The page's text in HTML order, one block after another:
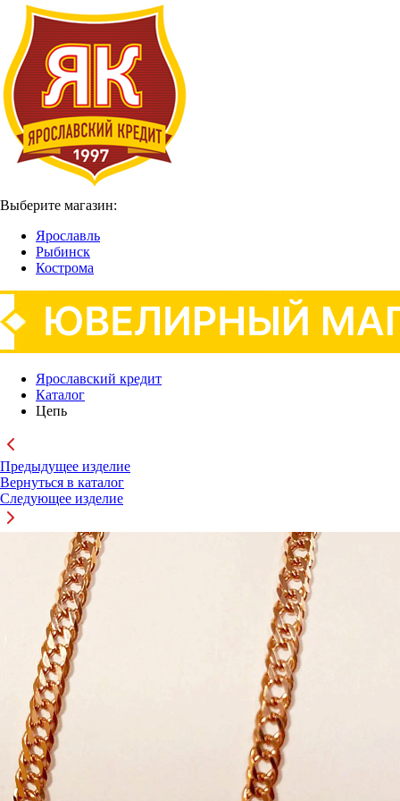
Выберите магазин:
Ярославль
Рыбинск
Кострома
Ярославский кредит
Каталог
Цепь
Предыдущее изделие
Вернуться в каталог
Следующее изделие